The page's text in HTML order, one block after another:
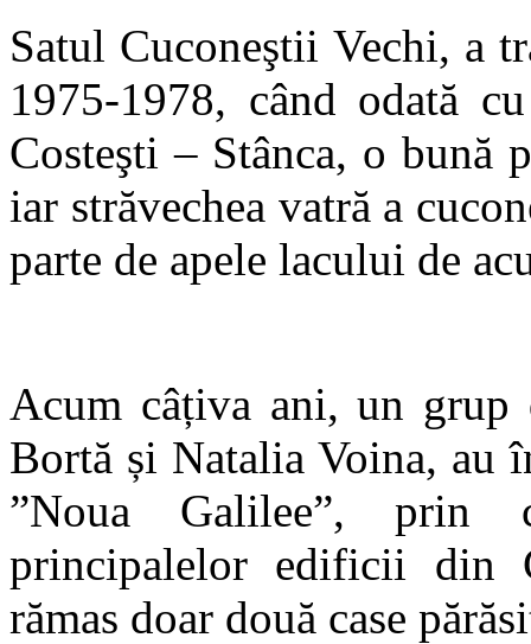
Satul Cuconeştii Vechi, a
1975-1978, când odată
Costeşti – Stânca, o bună
iar străvechea vatră a
parte de apele lacului de
Acum câțiva ani, un
Bortă și Natalia Voina, au
”Noua Galilee”, prin
principalelor edificii din
rămas doar două case